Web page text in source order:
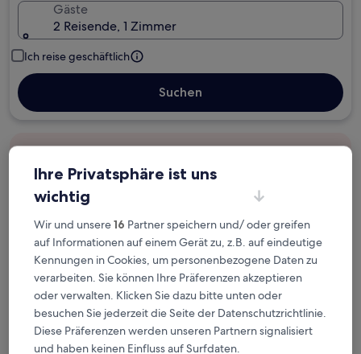
Gäste
2 Reisende, 1 Zimmer
Ich reise geschäftlich
Suchen
Planänderungen
wahrgenommene Übernachtung
Mehr sparen mit Preisen für Mitglieder
Überprüfe die Preise für diese Daten
Ihre Privatsphäre ist uns
wichtig
Wir und unsere16 Partner speichern und/ oder greifen
auf Informationen auf einem Gerät zu, z.B. auf eindeutige
Kennungen in Cookies, um personenbezogene Daten zu
verarbeiten. Sie können Ihre Präferenzen akzeptieren
oder verwalten. Klicken Sie dazu bitte unten oder
besuchen Sie jederzeit die Seite der Datenschutzrichtlinie.
Diese Präferenzen werden unseren Partnern signalisiert
und haben keinen Einfluss auf Surfdaten.